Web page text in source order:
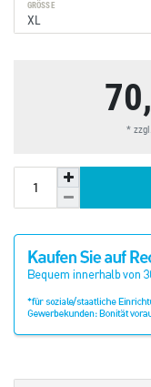
GRÖSSE
*